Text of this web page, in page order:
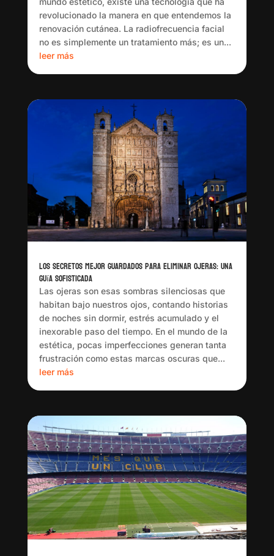
revolucionado la manera en que entendemos la
renovación cutánea. La radiofrecuencia facial
no es simplemente un tratamiento más; es un...
leer más
Los Secretos Mejor Guardados para Eliminar Ojeras: Una
Guía Sofisticada
Las ojeras son esas sombras silenciosas que
habitan bajo nuestros ojos, contando historias
de noches sin dormir, estrés acumulado y el
inexorable paso del tiempo. En el mundo de la
estética, pocas imperfecciones generan tanta
frustración como estas marcas oscuras que...
leer más